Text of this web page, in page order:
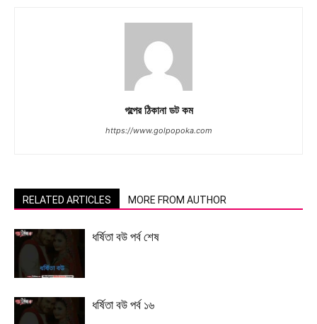
গল্পের ঠিকানা ডট কম
https://www.golpopoka.com
RELATED ARTICLES MORE FROM AUTHOR
ধর্ষিতা বউ পর্ব শেষ
ধর্ষিতা বউ পর্ব ১৬